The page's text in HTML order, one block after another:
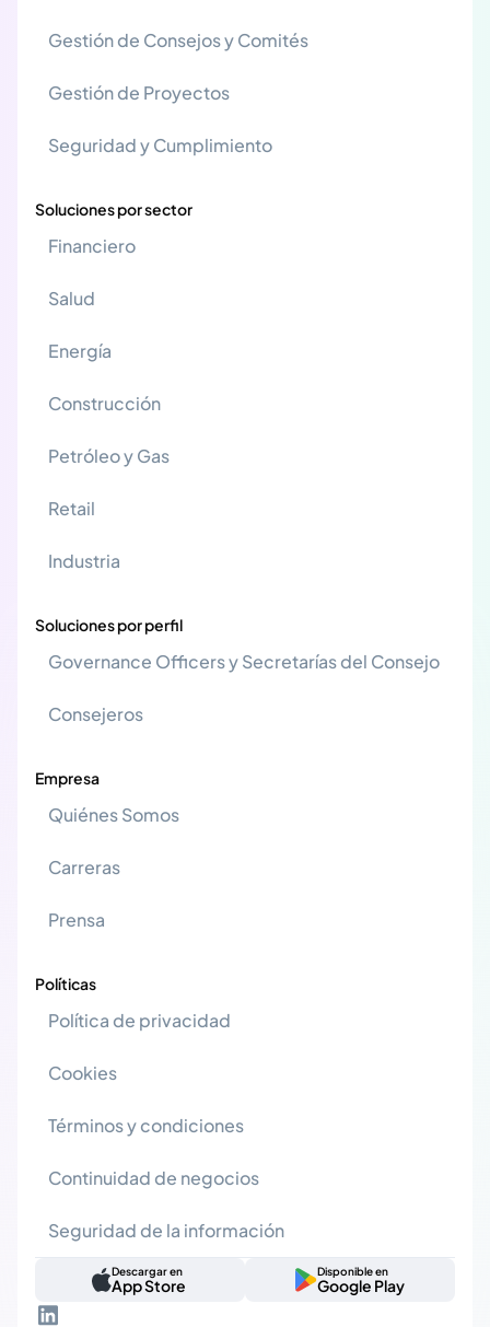
Gestión de Consejos y Comités
Gestión de Proyectos
Seguridad y Cumplimiento
Soluciones por sector
Financiero
Salud
Energía
Construcción
Petróleo y Gas
Retail
Industria
Soluciones por perfil
Governance Officers y Secretarías del Consejo
Consejeros
Empresa
Quiénes Somos
Carreras
Prensa
Políticas
Política de privacidad
Cookies
Términos y condiciones
Continuidad de negocios
Seguridad de la información
Descargar en
App Store
Disponible en
Google Play